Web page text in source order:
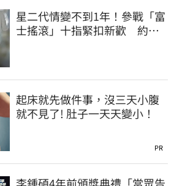
星二代情變不到1年！參戰「富
士搖滾」十指緊扣新歡 約會
起床就先做件事，沒三天小腹
就不見了! 肚子一天天變小！
PR